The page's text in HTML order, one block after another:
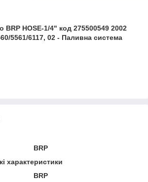
BRP HOSE-1/4" код 275500549 2002
5561/6117, 02 - Паливна система
BRP
характеристики
BRP